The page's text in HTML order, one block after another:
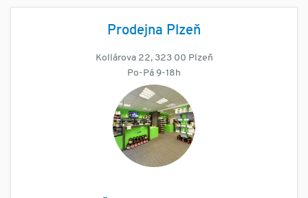
Prodejna Plzeň
Kollárova 22, 323 00 Plzeň
Po-Pá 9-18h